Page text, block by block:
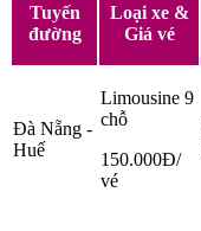
Tuyến
đường
Loại xe &
Giá vé
Đà Nẵng -
Huế
Limousine 9
chỗ
150.000Đ/
vé